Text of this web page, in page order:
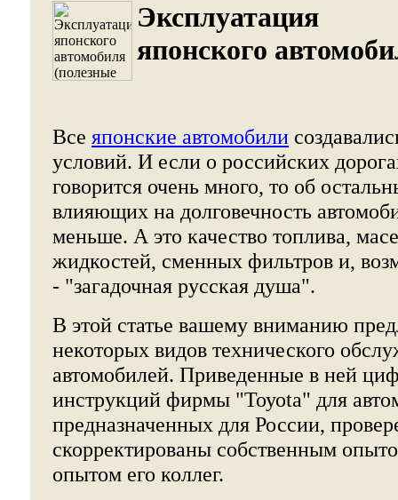
Эксплуатация
японского
Все японские автомобили
условий. И если о российских
говорится очень много, то об
влияющих на долговечность
меньше. А это качество топлива,
жидкостей, сменных фильтров и,
- "загадочная русская душа".
В этой статье вашему вниманию
некоторых видов технического
автомобилей. Приведенные в ней
инструкций фирмы "Тоуоtа" для
предназначенных для России,
скорректированы собственным
опытом его коллег.